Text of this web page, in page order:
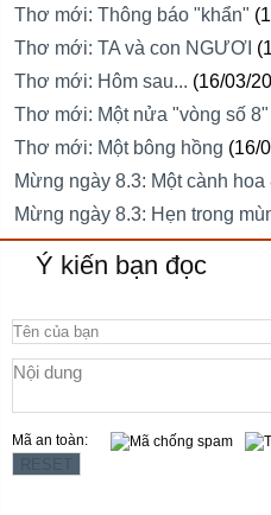
Thơ mới: Thông báo "khẩn"
Thơ mới: TA và con NGƯƠI
Thơ mới: Hôm sau... (16/03/
Thơ mới: Một nửa "vòng số 8"
Thơ mới: Một bông hồng (16/
Mừng ngày 8.3: Một cành hoa
Mừng ngày 8.3: Hẹn trong
Ý kiến bạn đọc
Mã an toàn: